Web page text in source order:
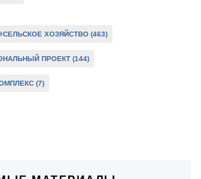
ХОЗЯЙСТВО (463)
ПРОЕКТ (144)
(7)